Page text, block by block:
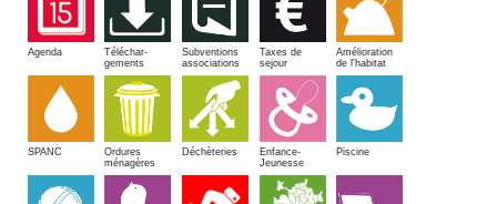
Agenda
Téléchar-
gements
Subventions
associations
Taxes de
sejour
Amélioration
de l'habitat
SPANC
Ordures
ménagères
Déchèteries
Enfance-
Jeunesse
Piscine